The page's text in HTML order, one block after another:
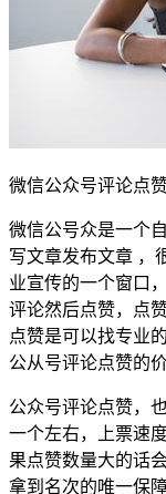
微信公众号评论点
微信公号众是一个
写文章发布文章 ，
业宣传的一个窗口
评论然后点赞，点
点赞是可以找专业
公从号评论点赞的价
公众号评论点赞，
一个左右，上票速
果点赞数量大的话
拿到名次的唯一保